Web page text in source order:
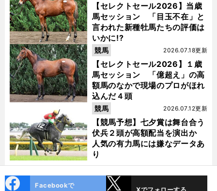
【セレクトセール2026】当歳
馬セッション 「目玉不在」と
言われた新種牡馬たちの評価は
いかに!?
【セレクトセール2026】１歳
馬セッション 「億超え」の高
額馬のなかで現場のプロがほれ
込んだ４頭
2026.07.18更新
競馬
【競馬予想】七夕賞は舞台合う
伏兵２頭が高額配当を演出か
人気の有力馬には嫌なデータあ
り
2026.07.12更新
競馬
Facebookで